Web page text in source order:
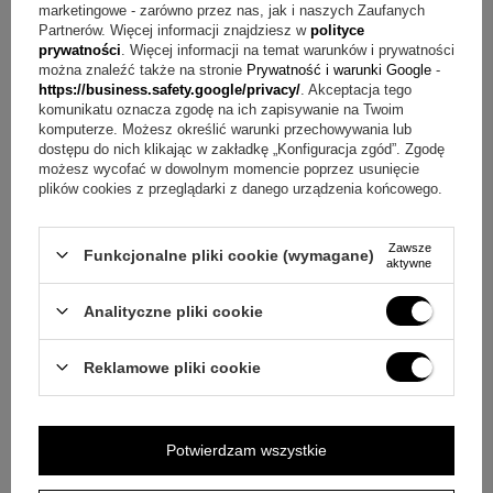
polityką prywatności. Przesyłając je, akceptujesz jej postanowienia.
E-mail
Pytanie
OPINIE
5.00
Liczba wystawionych opinii: 53
marketingowe - zarówno przez nas, jak i naszych Zaufanych
Partnerów. Więcej informacji znajdziesz w polityce
prywatności . Więcej informacji na temat warunków i prywatności
można znaleźć także na stronie Prywatność i warunki Google -
https://business.safety.google/privacy/ . Akceptacja tego
komunikatu oznacza zgodę na ich zapisywanie na Twoim
komputerze. Możesz określić warunki przechowywania lub
dostępu do nich klikając w zakładkę „Konfiguracja zgód”. Zgodę
możesz wycofać w dowolnym momencie poprzez usunięcie
plików cookies z przeglądarki z danego urządzenia końcowego.
Funkcjonalne pliki cookie (wymagane)
Zawsze
aktywne
Analityczne pliki cookie
Reklamowe pliki cookie
Potwierdzam wszystkie